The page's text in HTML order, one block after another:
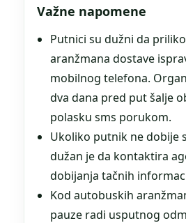
Važne napomene
Putnici su dužni da
aranžmana dostave
mobilnog telefona.
dva dana pred put šalje
polasku sms porukom.
Ukoliko putnik ne dobije
dužan je da kontaktira
dobijanja tačnih
Kod autobuskih
pauze radi usputnog